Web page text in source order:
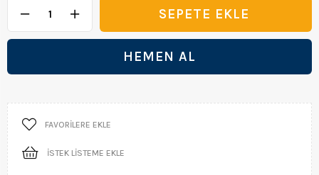
FAVORILERE EKLE
İSTEK LISTEME EKLE